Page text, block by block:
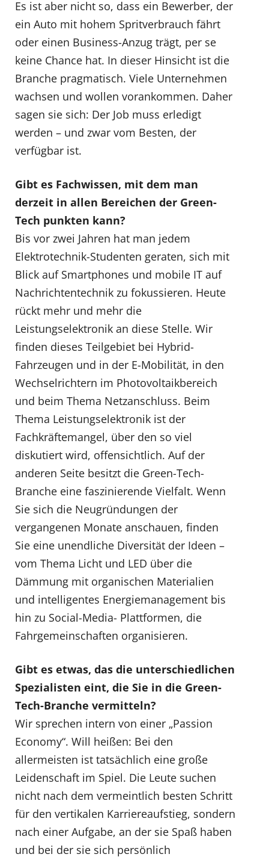
Es ist aber nicht so, dass ein Bewerber, der
ein Auto mit hohem Spritverbrauch fährt
oder einen Business-Anzug trägt, per se
keine Chance hat. In dieser Hinsicht ist die
Branche pragmatisch. Viele Unternehmen
wachsen und wollen vorankommen. Daher
sagen sie sich: Der Job muss erledigt
werden – und zwar vom Besten, der
verfügbar ist.
Gibt es Fachwissen, mit dem man
derzeit in allen Bereichen der Green-
Tech punkten kann?
Bis vor zwei Jahren hat man jedem
Elektrotechnik-Studenten geraten, sich mit
Blick auf Smartphones und mobile IT auf
Nachrichtentechnik zu fokussieren. Heute
rückt mehr und mehr die
Leistungselektronik an diese Stelle. Wir
finden dieses Teilgebiet bei Hybrid-
Fahrzeugen und in der E-Mobilität, in den
Wechselrichtern im Photovoltaikbereich
und beim Thema Netzanschluss. Beim
Thema Leistungselektronik ist der
Fachkräftemangel, über den so viel
diskutiert wird, offensichtlich. Auf der
anderen Seite besitzt die Green-Tech-
Branche eine faszinierende Vielfalt. Wenn
Sie sich die Neugründungen der
vergangenen Monate anschauen, finden
Sie eine unendliche Diversität der Ideen –
vom Thema Licht und LED über die
Dämmung mit organischen Materialien
und intelligentes Energiemanagement bis
hin zu Social-Media- Plattformen, die
Fahrgemeinschaften organisieren.
Gibt es etwas, das die unterschiedlichen
Spezialisten eint, die Sie in die Green-
Tech-Branche vermitteln?
Wir sprechen intern von einer „Passion
Economy“. Will heißen: Bei den
allermeisten ist tatsächlich eine große
Leidenschaft im Spiel. Die Leute suchen
nicht nach dem vermeintlich besten Schritt
für den vertikalen Karriereaufstieg, sondern
nach einer Aufgabe, an der sie Spaß haben
und bei der sie sich persönlich